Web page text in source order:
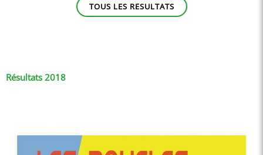
TOUS LES RESULTATS
Résultats 2018